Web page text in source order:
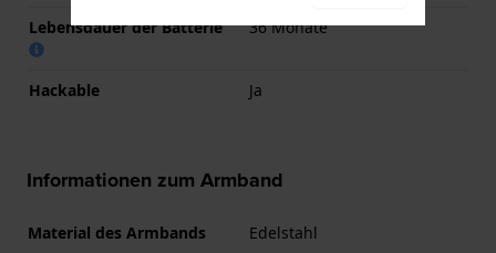
Lebensdauer der Batterie
36 Monate
Hackable Ja
Informationen zum Armband
Material des Armbands
Edelstahl